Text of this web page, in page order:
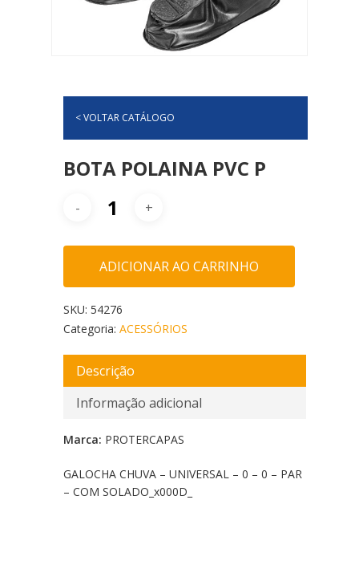
< VOLTAR CATÁLOGO
BOTA POLAINA PVC P
ADICIONAR AO CARRINHO
SKU: 54276
Categoria: ACESSÓRIOS
Descrição
Informação adicional
Marca: PROTERCAPAS
GALOCHA CHUVA – UNIVERSAL – 0 – 0 – PAR
– COM SOLADO_x000D_